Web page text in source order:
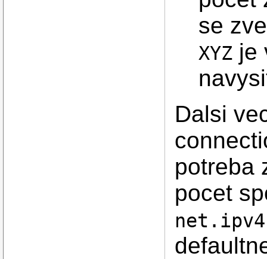
se
XYZ je
Dalsi
potreba
pocet